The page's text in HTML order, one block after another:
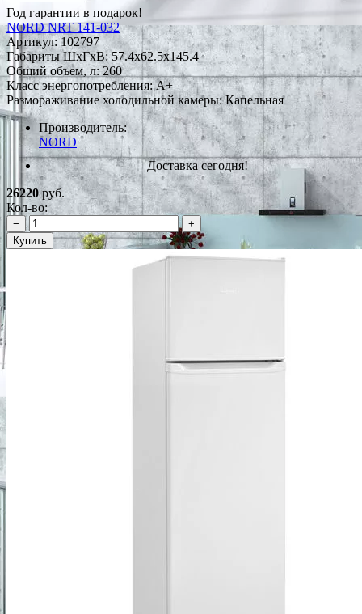
Год гарантии в подарок!
NORD NRT 141-032
Артикул:102797
Габариты ШxГxВ: 57.4x62.5x145.4
Общий объем, л: 260
Класс энергопотребления: A+
Размораживание холодильной камеры: Капельная
Производитель:
NORD
Доставка сегодня!
26220руб.
Кол-во:
−
+
Купить